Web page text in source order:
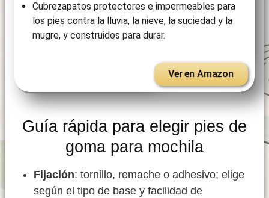
Cubrezapatos protectores e impermeables para
los pies contra la lluvia, la nieve, la suciedad y la
mugre, y construidos para durar.
Ver en Amazon
Guía rápida para elegir pies de
goma para mochila
Fijación: tornillo, remache o adhesivo; elige
según el tipo de base y facilidad de